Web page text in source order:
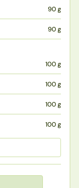
90 g
90 g
100 g
100 g
100 g
100 g